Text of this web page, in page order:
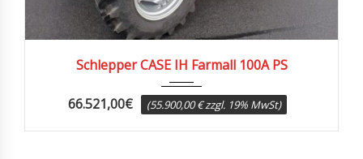
Schlepper CASE IH Farmall 100A PS
66.521,00€ (55.900,00 € zzgl. 19% MwSt)